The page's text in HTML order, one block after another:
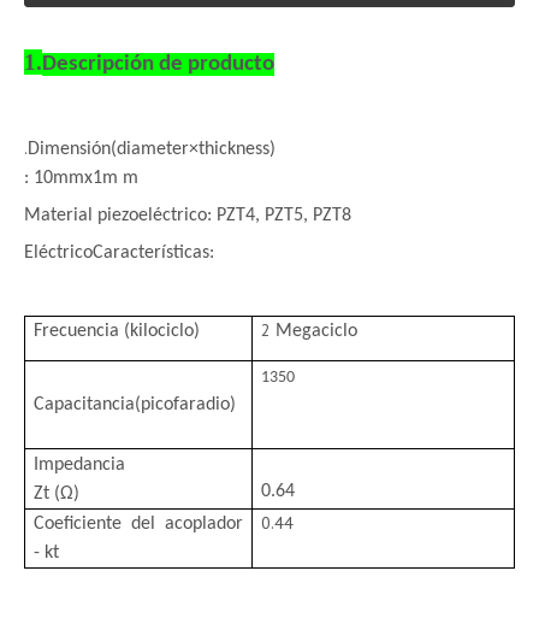
1.Descripción de producto
.Dimensión(diameter×thickness)
: 10mmx1m m
Material piezoeléctrico: PZT4, PZT5, PZT8
EléctricoCaracterísticas:
Frecuencia (kilociclo) 2 Megaciclo
Capacitancia(picofaradio)
1350
Impedancia
Zt (Ω)
0.64
Coeficiente del acoplador
- kt
0.44